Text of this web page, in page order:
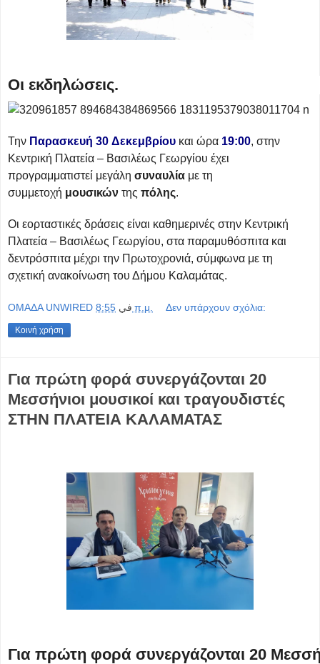
Οι εκδηλώσεις.
Την Παρασκευή 30 Δεκεμβρίου και ώρα 19:00, στην
Κεντρική Πλατεία – Βασιλέως Γεωργίου έχει
προγραμματιστεί μεγάλη συναυλία με τη
συμμετοχή μουσικών της πόλης.
Οι εορταστικές δράσεις είναι καθημερινές στην Κεντρική
Πλατεία – Βασιλέως Γεωργίου, στα παραμυθόσπιτα και
δεντρόσπιτα μέχρι την Πρωτοχρονιά, σύμφωνα με τη
σχετική ανακοίνωση του Δήμου Καλαμάτας.
OMAΔΑ UNWIRED في 8:55 π.μ. Δεν υπάρχουν σχόλια:
Κοινή χρήση
Για πρώτη φορά συνεργάζονται 20
Μεσσήνιοι μουσικοί και τραγουδιστές
ΣΤΗΝ ΠΛΑΤΕΙΑ ΚΑΛΑΜΑΤΑΣ
Για πρώτη φορά συνεργάζονται 20